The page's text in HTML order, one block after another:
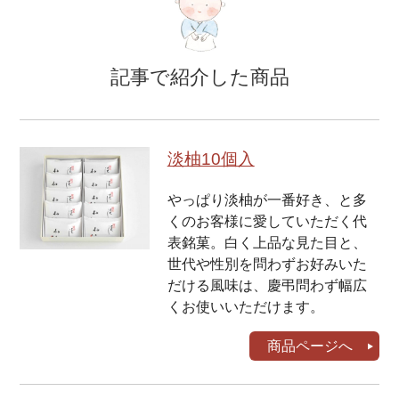
記事で紹介した商品
淡柚10個入
やっぱり淡柚が一番好き、と多
くのお客様に愛していただく代
表銘菓。白く上品な見た目と、
世代や性別を問わずお好みいた
だける風味は、慶弔問わず幅広
くお使いいただけます。
商品ページへ